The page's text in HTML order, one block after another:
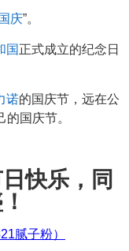
国庆”。
国 正式成立的纪念日
诺的国庆节，远在公
国庆节。
快乐，同
腻子粉）